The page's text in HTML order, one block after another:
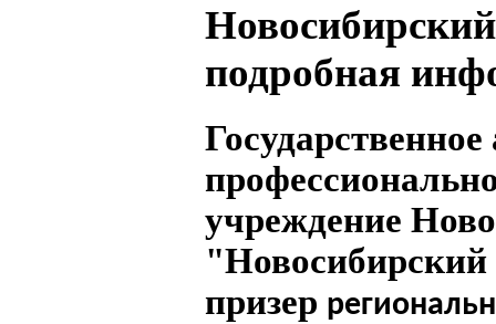
подробная
учреждение
призер